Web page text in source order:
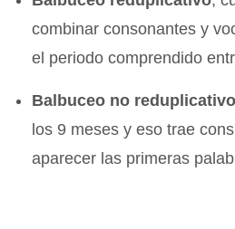
combinar consonantes y
el periodo comprendido
Balbuceo no reduplicativo
los 9 meses y eso trae
aparecer las primeras